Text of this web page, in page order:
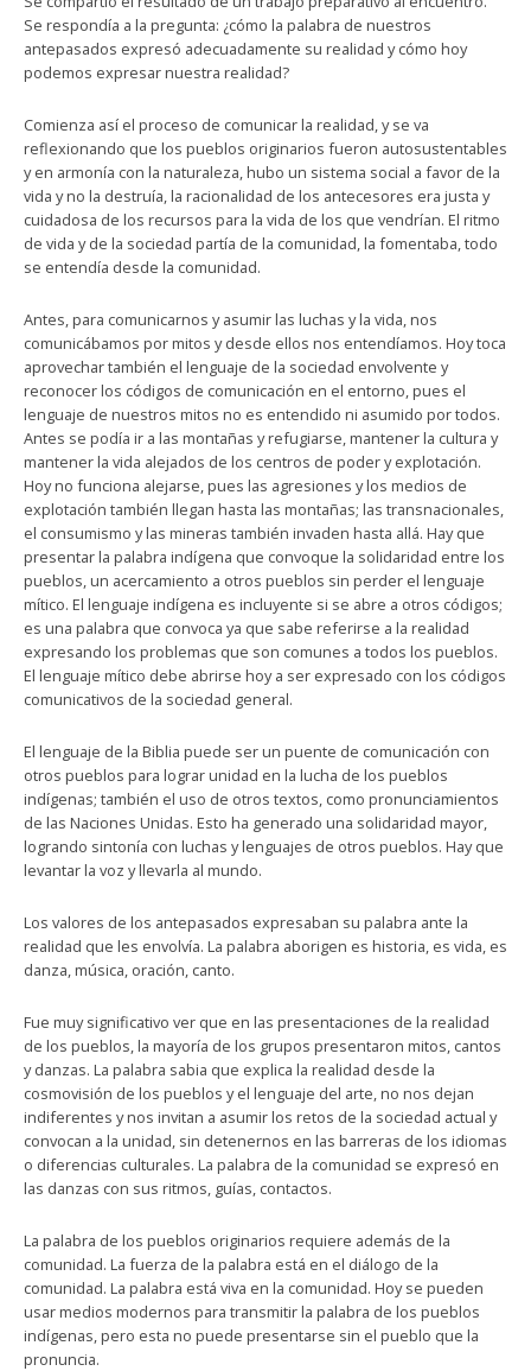
Se respondía a la pregunta: ¿cómo la palabra de nuestros
antepasados expresó adecuadamente su realidad y cómo hoy
podemos expresar nuestra realidad?
Comienza así el proceso de comunicar la realidad, y se va
reflexionando que los pueblos originarios fueron autosustentables
y en armonía con la naturaleza, hubo un sistema social a favor de la
vida y no la destruía, la racionalidad de los antecesores era justa y
cuidadosa de los recursos para la vida de los que vendrían. El ritmo
de vida y de la sociedad partía de la comunidad, la fomentaba, todo
se entendía desde la comunidad.
Antes, para comunicarnos y asumir las luchas y la vida, nos
comunicábamos por mitos y desde ellos nos entendíamos. Hoy toca
aprovechar también el lenguaje de la sociedad envolvente y
reconocer los códigos de comunicación en el entorno, pues el
lenguaje de nuestros mitos no es entendido ni asumido por todos.
Antes se podía ir a las montañas y refugiarse, mantener la cultura y
mantener la vida alejados de los centros de poder y explotación.
Hoy no funciona alejarse, pues las agresiones y los medios de
explotación también llegan hasta las montañas; las transnacionales,
el consumismo y las mineras también invaden hasta allá. Hay que
presentar la palabra indígena que convoque la solidaridad entre los
pueblos, un acercamiento a otros pueblos sin perder el lenguaje
mítico. El lenguaje indígena es incluyente si se abre a otros códigos;
es una palabra que convoca ya que sabe referirse a la realidad
expresando los problemas que son comunes a todos los pueblos.
El lenguaje mítico debe abrirse hoy a ser expresado con los códigos
comunicativos de la sociedad general.
El lenguaje de la Biblia puede ser un puente de comunicación con
otros pueblos para lograr unidad en la lucha de los pueblos
indígenas; también el uso de otros textos, como pronunciamientos
de las Naciones Unidas. Esto ha generado una solidaridad mayor,
logrando sintonía con luchas y lenguajes de otros pueblos. Hay que
levantar la voz y llevarla al mundo.
Los valores de los antepasados expresaban su palabra ante la
realidad que les envolvía. La palabra aborigen es historia, es vida, es
danza, música, oración, canto.
Fue muy significativo ver que en las presentaciones de la realidad
de los pueblos, la mayoría de los grupos presentaron mitos, cantos
y danzas. La palabra sabia que explica la realidad desde la
cosmovisión de los pueblos y el lenguaje del arte, no nos dejan
indiferentes y nos invitan a asumir los retos de la sociedad actual y
convocan a la unidad, sin detenernos en las barreras de los idiomas
o diferencias culturales. La palabra de la comunidad se expresó en
las danzas con sus ritmos, guías, contactos.
La palabra de los pueblos originarios requiere además de la
comunidad. La fuerza de la palabra está en el diálogo de la
comunidad. La palabra está viva en la comunidad. Hoy se pueden
usar medios modernos para transmitir la palabra de los pueblos
indígenas, pero esta no puede presentarse sin el pueblo que la
pronuncia.